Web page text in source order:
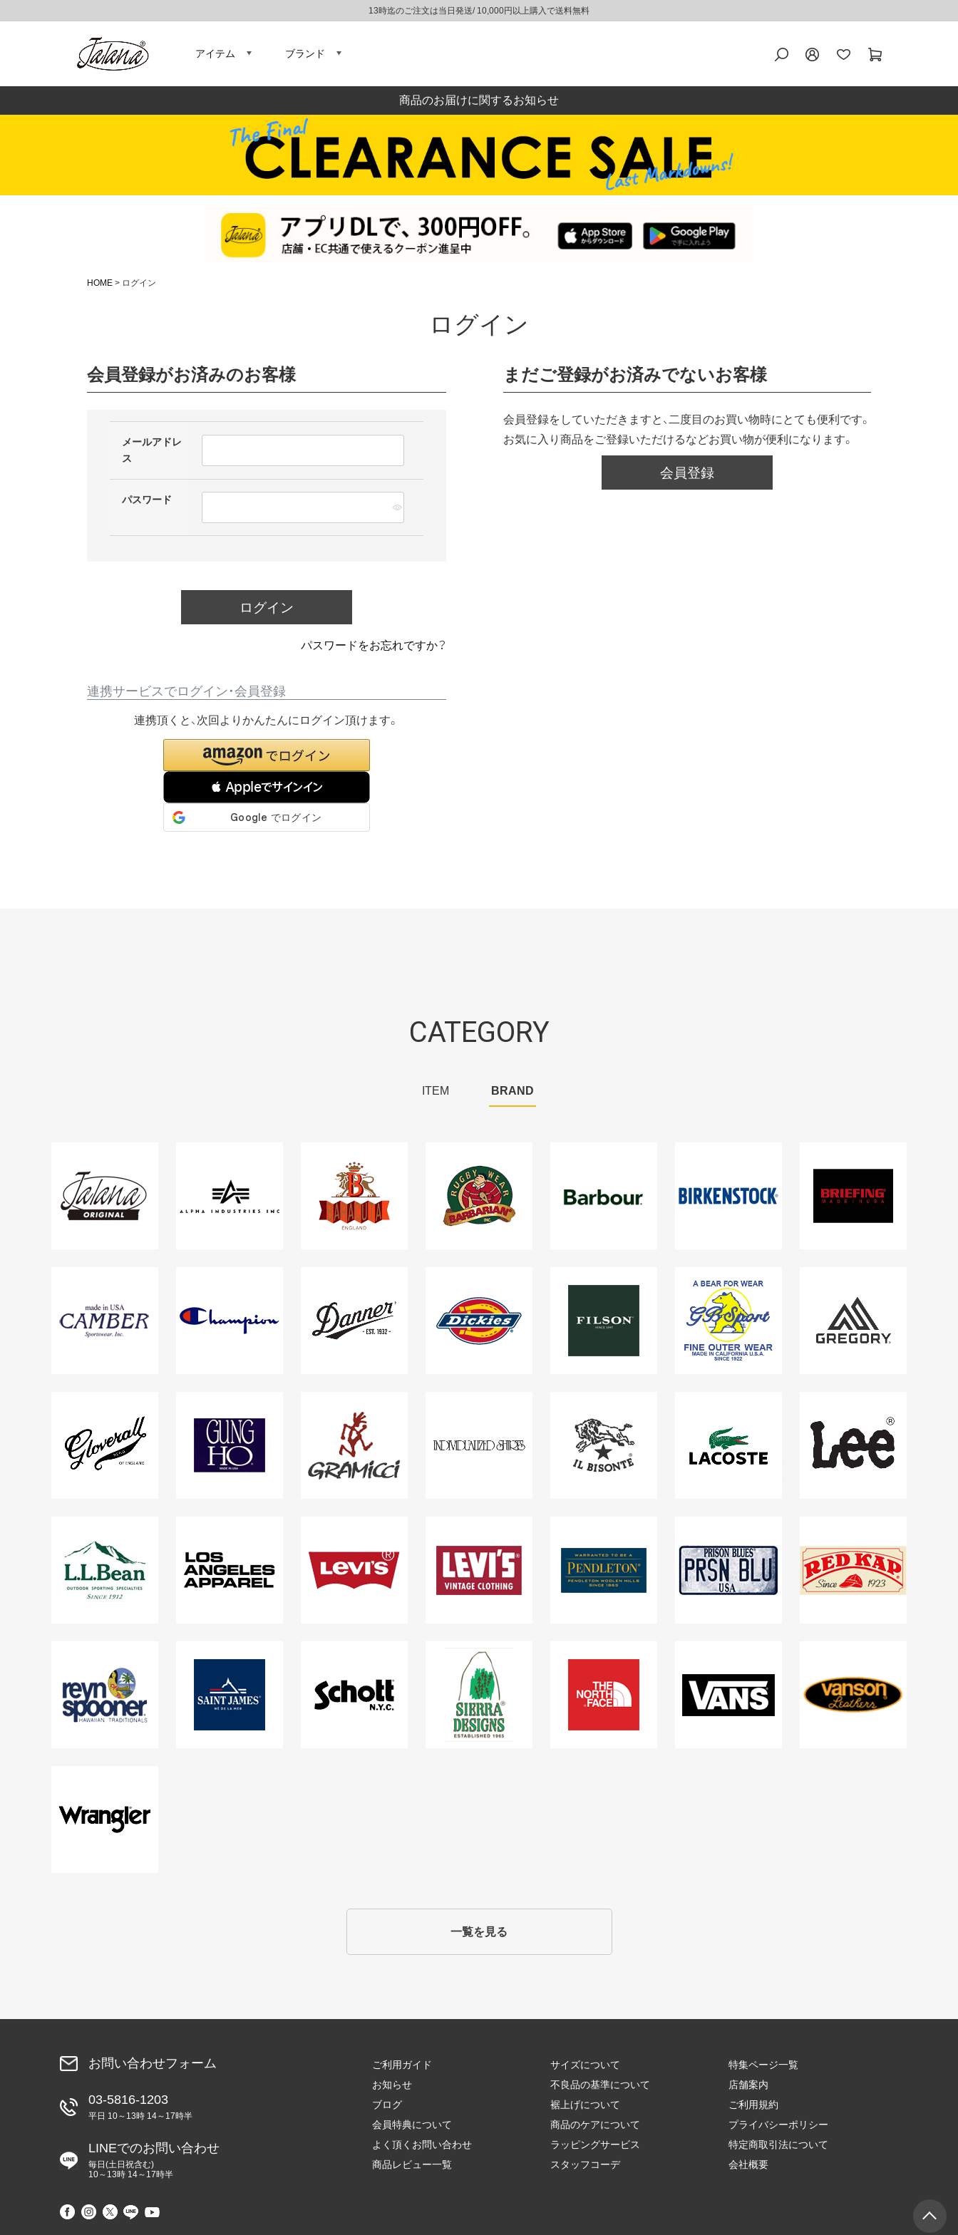
13時迄のご注文は当日発送/ 10,000円以上購入で送料無料
アイテム ブランド
商品のお届けに関するお知らせ
HOME ログイン
ログイン
会員登録がお済みのお客様
メールアドレ
ス
パスワード
ログイン
パスワードをお忘れですか？
連携サービスでログイン・会員登録
 Appleでサインイン
連携頂くと、次回よりかんたんにログイン頂けます。
まだご登録がお済みでないお客様
会員登録をしていただきますと、二度目のお買い物時にとても便利です。
お気に入り商品をご登録いただけるなどお買い物が便利になります。
会員登録
CATEGORY
ITEM BRAND
一覧を見る
お問い合わせフォーム
03-5816-1203
平日 10～13時 14～17時半
LINEでのお問い合わせ
毎日(土日祝含む)
10～13時 14～17時半
ご利用ガイド
お知らせ
ブログ
会員特典について
よく頂くお問い合わせ
商品レビュー一覧
サイズについて
不良品の基準について
裾上げについて
商品のケアについて
ラッピングサービス
スタッフコーデ
特集ページ一覧
店舗案内
ご利用規約
プライバシーポリシー
特定商取引法について
会社概要